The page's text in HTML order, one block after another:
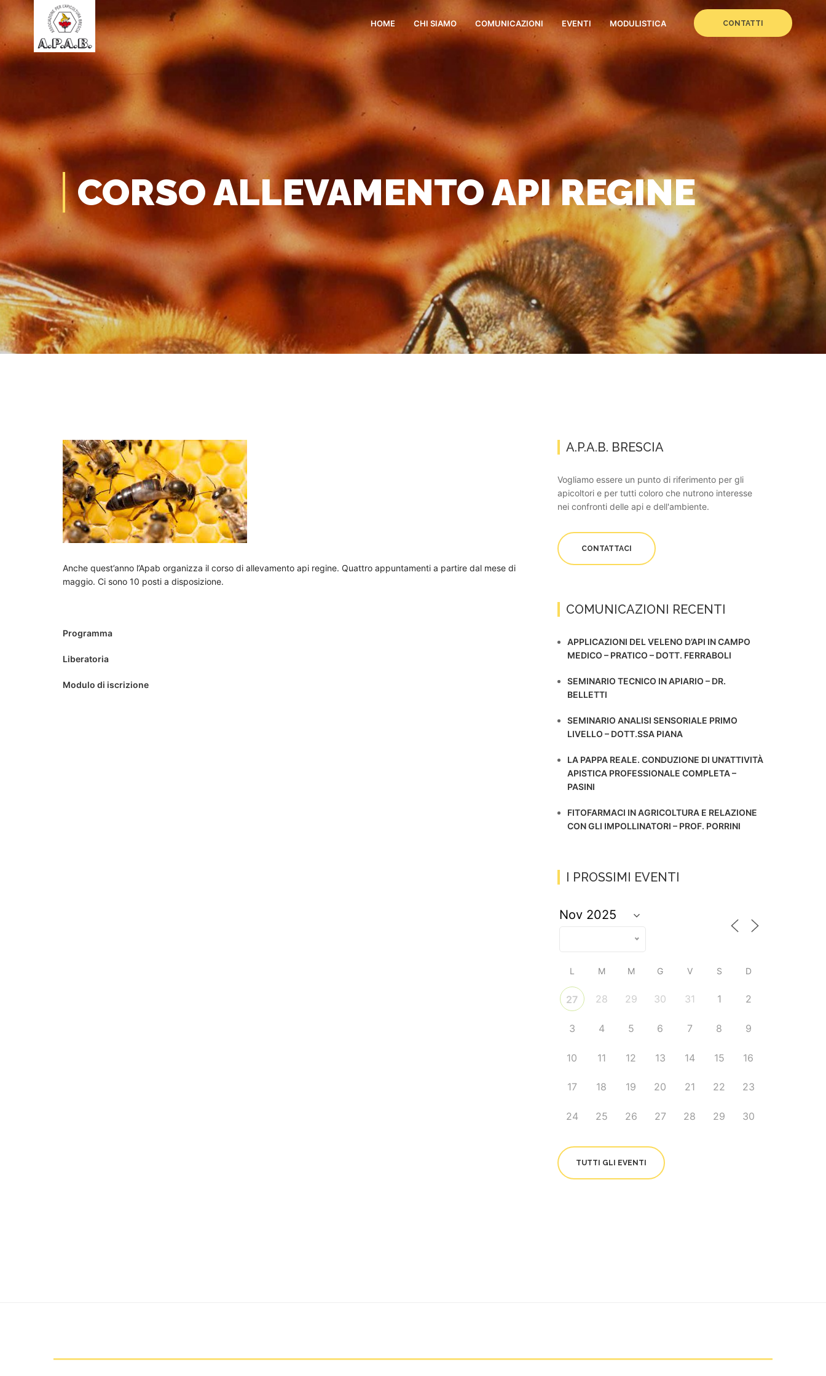
HOME CHI SIAMO COMUNICAZIONI EVENTI MODULISTICA CONTATTI
CORSO ALLEVAMENTO API REGINE
Anche quest’anno l’Apab organizza il corso di allevamento api regine. Quattro appuntamenti a partire dal mese di
maggio. Ci sono 10 posti a disposizione.
Programma
Liberatoria
Modulo di iscrizione
A.P.A.B. BRESCIA
Vogliamo essere un punto di riferimento per gli
apicoltori e per tutti coloro che nutrono interesse
nei confronti delle api e dell'ambiente.
CONTATTACI
COMUNICAZIONI RECENTI
APPLICAZIONI DEL VELENO D’API IN CAMPO
MEDICO – PRATICO – DOTT. FERRABOLI
SEMINARIO TECNICO IN APIARIO – DR.
BELLETTI
SEMINARIO ANALISI SENSORIALE PRIMO
LIVELLO – DOTT.SSA PIANA
LA PAPPA REALE. CONDUZIONE DI UN’ATTIVITÀ
APISTICA PROFESSIONALE COMPLETA –
PASINI
FITOFARMACI IN AGRICOLTURA E RELAZIONE
CON GLI IMPOLLINATORI – PROF. PORRINI
I PROSSIMI EVENTI
L M M G V S D
27 28 29 30 31 1 2
3 4 5 6 7 8 9
10 11 12 13 14 15 16
17 18 19 20 21 22 23
24 25 26 27 28 29 30
TUTTI GLI EVENTI